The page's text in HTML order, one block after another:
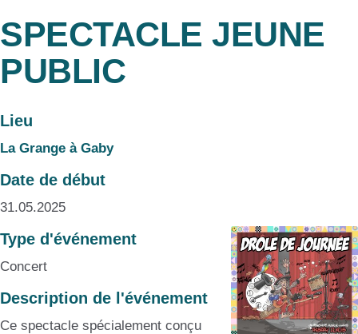
SPECTACLE JEUNE
PUBLIC
Lieu
La Grange à Gaby
Date de début
31.05.2025
Type d'événement
Concert
Description de l'événement
Ce spectacle spécialement conçu